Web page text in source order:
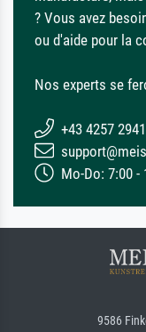
? Vous avez
ou d'aide pour la
Nos experts se
+43 4257
Mo-Do: 7:00 -
9586